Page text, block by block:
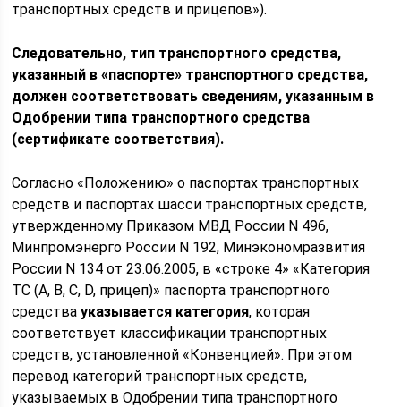
транспортных средств и прицепов»).
Следовательно, тип транспортного средства,
указанный в «паспорте» транспортного средства,
должен соответствовать сведениям, указанным в
Одобрении типа транспортного средства
(сертификате соответствия).
Согласно «Положению» о паспортах транспортных
средств и паспортах шасси транспортных средств,
утвержденному Приказом МВД России N 496,
Минпромэнерго России N 192, Минэкономразвития
России N 134 от 23.06.2005, в «строке 4» «Категория
ТС (A, B, C, D, прицеп)» паспорта транспортного
средствауказывается категория, которая
соответствует классификации транспортных
средств, установленной «Конвенцией». При этом
перевод категорий транспортных средств,
указываемых в Одобрении типа транспортного